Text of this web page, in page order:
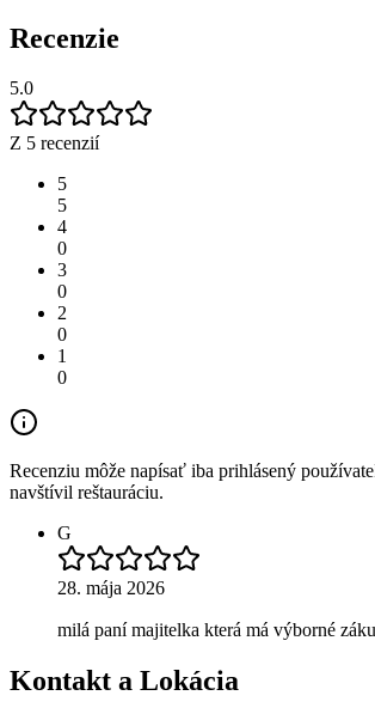
Recenzie
5.0
Z 5 recenzií
5
5
4
0
3
0
2
0
1
0
Recenziu môže napísať iba prihlásený
navštívil reštauráciu.
G
28. mája 2026
milá paní majitelka která má výborné
Kontakt a Lokácia